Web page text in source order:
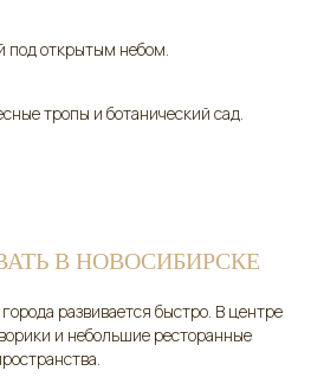
под открытым небом.
тропы и ботанический сад.
В НОВОСИБИРСКЕ
развивается быстро. В центре
и небольшие ресторанные